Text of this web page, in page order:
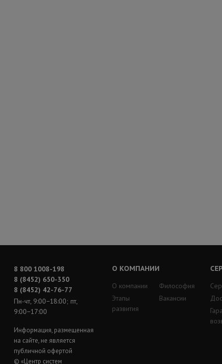
8 800 1008-198
8 (8452) 650-350
8 (8452) 42-76-77
Пн-чт, 9:00−18:00; пт,
9:00−17:00
Информация, размещенная
на сайте, не является
публичной офертой
© «Центр систем
О КОМПАНИИ
О компании
Этапы
развития
Философия
Вакансии